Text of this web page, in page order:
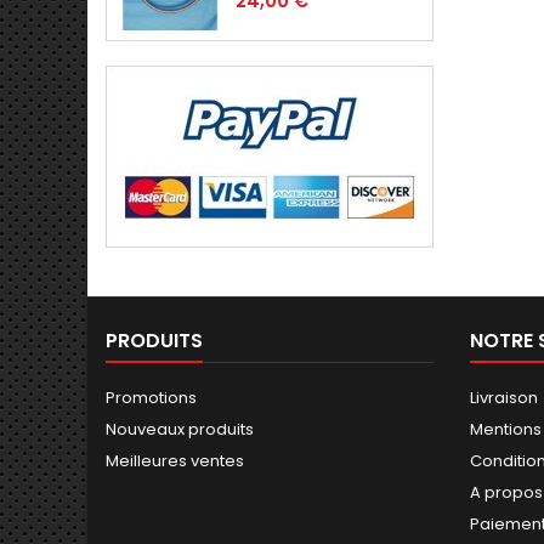
PRODUITS
Promotions
Nouveaux produits
Meilleures ventes
NOTRE
Livraison
A propos